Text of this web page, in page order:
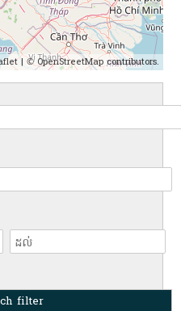
| © OpenStreetMapcontributors.